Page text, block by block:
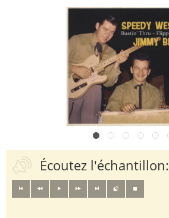
Écoutez l'échantillon: